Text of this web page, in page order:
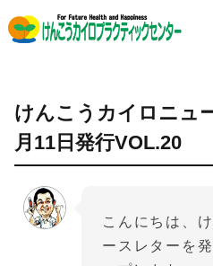
けんこうカイロニュースレター2025年3月11日発行
けんこうカイロニュ
月11日発行VOL.20
こんにちは、
ースレターを